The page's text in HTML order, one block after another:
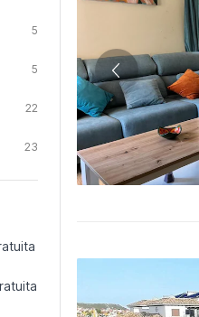
5
5
22
23